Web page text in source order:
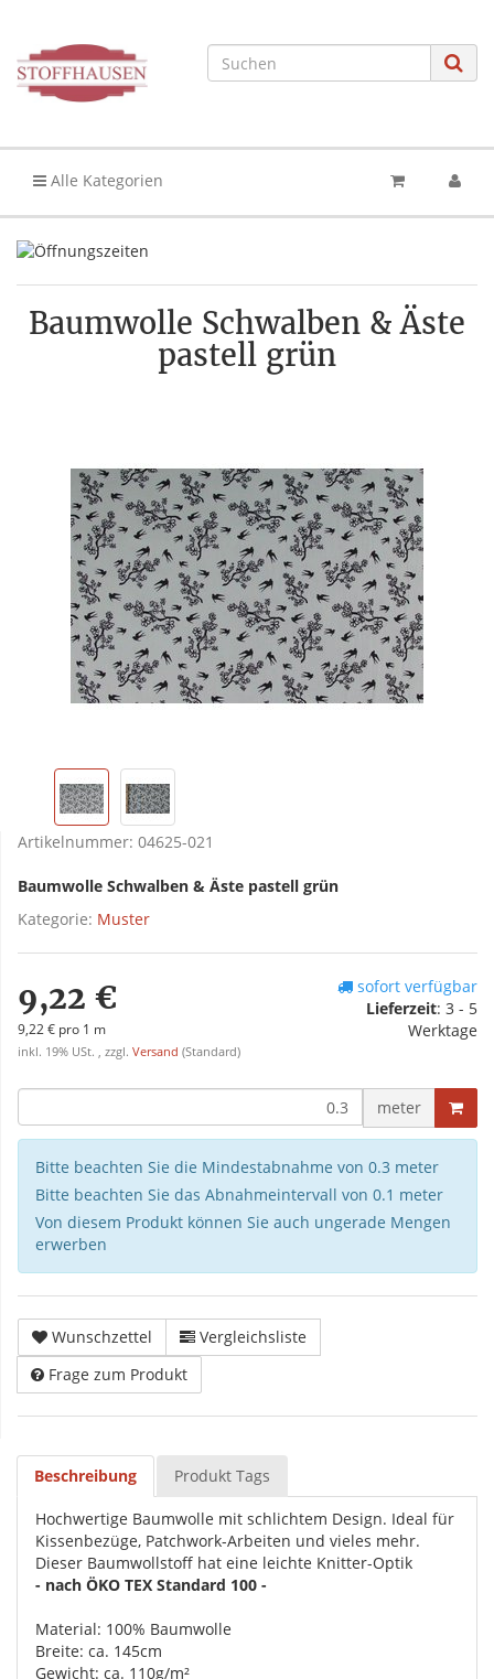
Alle Kategorien
Baumwolle Schwalben & Äste
pastell grün
Artikelnummer: 04625-021
Baumwolle Schwalben & Äste pastell grün
Kategorie: Muster
9,22 €
9,22 € pro 1 m
inkl. 19% USt. , zzgl. Versand (Standard)
sofort verfügbar
Lieferzeit: 3 - 5
Werktage
meter
Bitte beachten Sie die Mindestabnahme von 0.3 meter
Bitte beachten Sie das Abnahmeintervall von 0.1 meter
Von diesem Produkt können Sie auch ungerade Mengen
erwerben
Wunschzettel
Vergleichsliste
Frage zum Produkt
Beschreibung Produkt Tags
Hochwertige Baumwolle mit schlichtem Design. Ideal für
Kissenbezüge, Patchwork-Arbeiten und vieles mehr.
Dieser Baumwollstoff hat eine leichte Knitter-Optik
- nach ÖKO TEX Standard 100 -
Material: 100% Baumwolle
Breite: ca. 145cm
Gewicht: ca. 110g/m²